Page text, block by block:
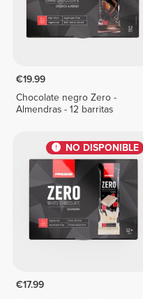
€19.99
Chocolate negro Zero -
Almendras - 12 barritas
NO DISPONIBLE
€17.99